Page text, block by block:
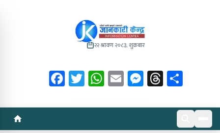
२२ श्रावण २०८३, शुक्रबार
Facebook
Twitter
WhatsApp
EmailMessenger
Threads